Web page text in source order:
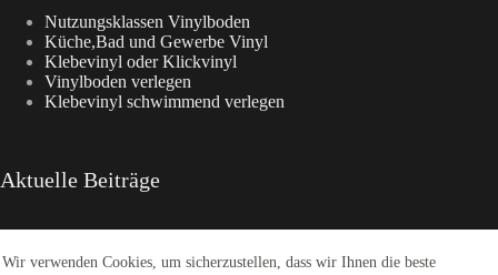
Wir verwenden Cookies, um sicherzustellen, dass wir Ihnen die beste
Nutzungsklassen Vinylboden
Küche,Bad und Gewerbe Vinyl
Klebevinyl oder Klickvinyl
Vinylboden verlegen
Klebevinyl schwimmend verlegen
Aktuelle Beiträge
Enia Kollektionen im Überblick